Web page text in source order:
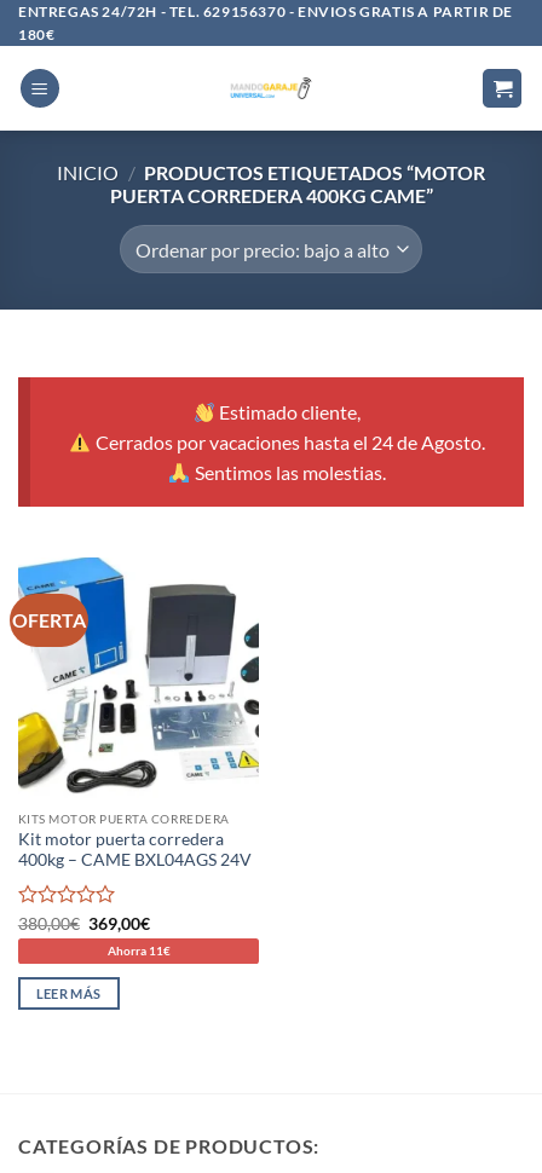
Saltar
al
contenido
ENTREGAS 24/72H - TEL. 629156370 - ENVIOS GRATIS A PARTIR DE
180€
INICIO / PRODUCTOS ETIQUETADOS “MOTOR
PUERTA CORREDERA 400KG CAME”
Estimado cliente,
Cerrados por vacaciones hasta el 24 de Agosto.
Sentimos las molestias.
OFERTA
KITS MOTOR PUERTA CORREDERA
Kit motor puerta corredera
400kg – CAME BXL04AGS 24V
Valorado
con
0
de
380,00€ El
precio
original
era:
380,00€.
369,00€El
precio
actual
es:
Ahorra 11€
LEER MÁS
CATEGORÍAS DE PRODUCTOS: